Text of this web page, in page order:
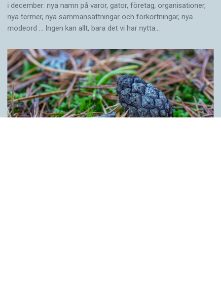
i december: nya namn på varor, gator, företag, organisationer,
nya termer, nya samman­sättningar och förkortningar, nya
modeord … Ingen kan allt, bara det vi har nytta…